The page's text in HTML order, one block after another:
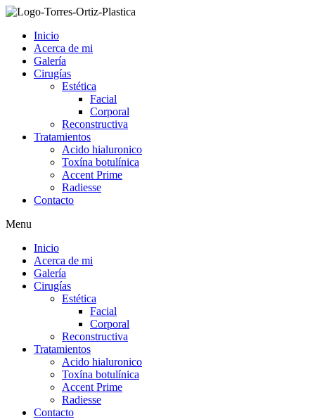
Ir
contenido
Inicio
Acerca de mi
Galería
Cirugías
Estética
Facial
Corporal
Reconstructiva
Tratamientos
Acido hialuronico
Toxína botulínica
Accent Prime
Radiesse
Contacto
Menu
Inicio
Acerca de mi
Galería
Cirugías
Estética
Facial
Corporal
Reconstructiva
Tratamientos
Acido hialuronico
Toxína botulínica
Accent Prime
Radiesse
Contacto